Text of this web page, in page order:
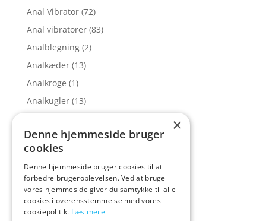
Anal Vibrator (72)
Anal vibratorer (83)
Analblegning (2)
Analkæder (13)
Analkroge (1)
Analkugler (13)
Analøvet (3)
Analt (17)
Andropenis (3)
Aneros (11)
Ankle cuffs
(5)
×
Denne hjemmeside bruger
cookies
Denne hjemmeside bruger cookies til at
forbedre brugeroplevelsen. Ved at bruge
vores hjemmeside giver du samtykke til alle
cookies i overensstemmelse med vores
cookiepolitik. Læs mere